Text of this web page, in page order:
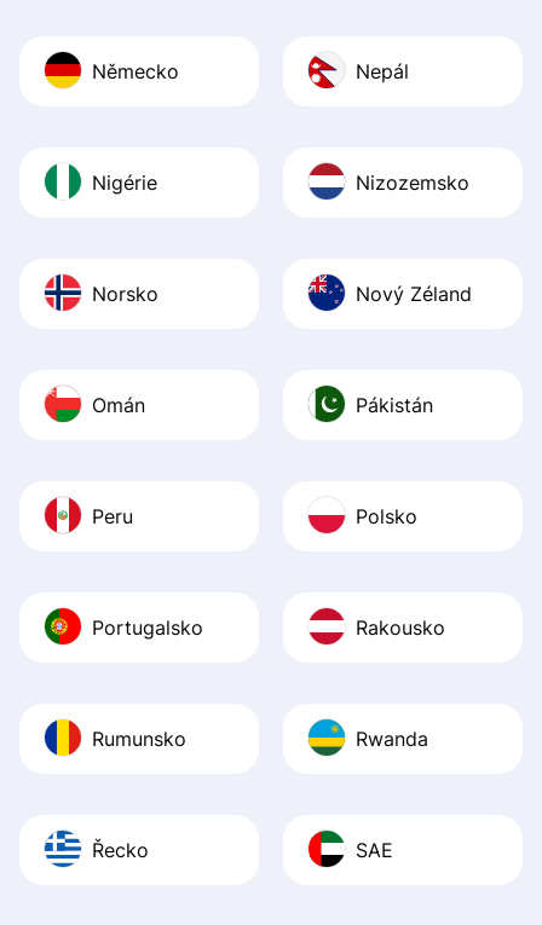
Německo Nepál
Nigérie Nizozemsko
Norsko Nový Zéland
Omán Pákistán
Peru Polsko
Portugalsko Rakousko
Rumunsko Rwanda
Řecko SAE